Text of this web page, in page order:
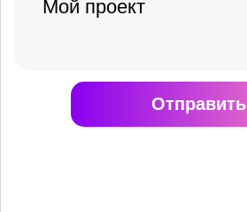
Отправить